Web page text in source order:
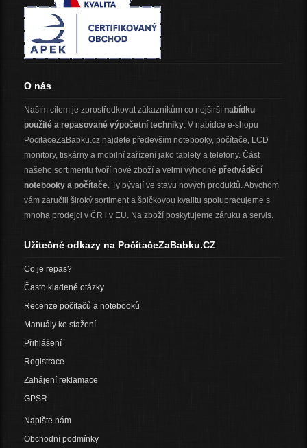
O nás
Naším cílem je zprostředkovat zákazníkům co nejširší nabídku
použité a repasované výpočetní techniky. V nabídce e-shopu
PocitaceZaBabku.cz najdete především notebooky, počítače, LCD
monitory, tiskárny a mobilní zařízení jako tablety a telefony. Část
našeho sortimentu tvoří nové zboží a velmi výhodné předváděcí
notebooky a počítače. Ty bývají ve stavu nových produktů. Abychom
vám zaručili široký sortiment a špičkovou kvalitu spolupracujeme s
mnoha prodejci v ČR i v EU. Na zboží poskytujeme záruku a servis.
Užitečné odkazy na PočítačeZaBabku.CZ
Co je repas?
Často kladené otázky
Recenze počítačů a notebooků
Manuály ke stažení
Přihlášení
Registrace
Zahájení reklamace
GPSR
Napište nám
Obchodní podmínky